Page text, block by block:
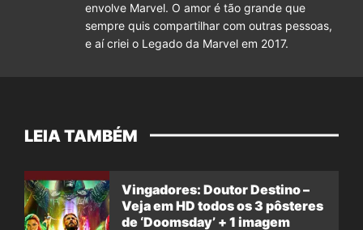
envolve Marvel. O amor é tão grande que
sempre quis compartilhar com outras pessoas,
e aí criei o Legado da Marvel em 2017.
LEIA TAMBÉM
Vingadores: Doutor Destino –
Veja em HD todos os 3 pôsteres
de ‘Doomsday’ + 1 imagem